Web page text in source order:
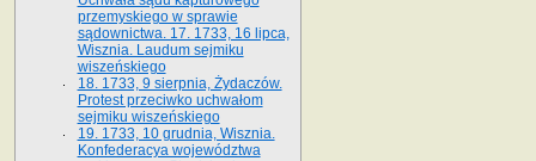
przemyskiego w sprawie
sądownictwa. 17. 1733, 16 lipca,
Wisznia. Laudum sejmiku
wiszeńskiego
18. 1733, 9 sierpnia, Żydaczów.
Protest przeciwko uchwałom
sejmiku wiszeńskiego
19. 1733, 10 grudnia, Wisznia.
Konfederacya województwa